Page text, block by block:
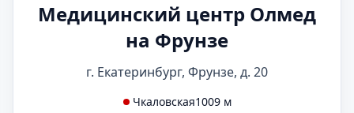
Медицинский центр Олмед
на Фрунзе
г. Екатеринбург, Фрунзе, д. 20
Чкаловская1009 м